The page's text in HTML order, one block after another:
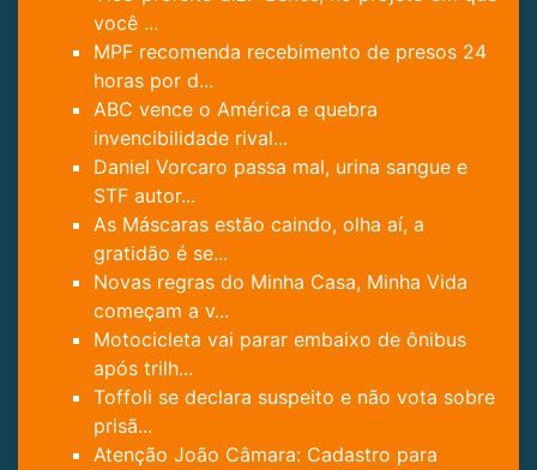
você ...
MPF recomenda recebimento de presos 24
horas por d...
ABC vence o América e quebra
invencibilidade rival...
Daniel Vorcaro passa mal, urina sangue e
STF autor...
As Máscaras estão caindo, olha aí, a
gratidão é se...
Novas regras do Minha Casa, Minha Vida
começam a v...
Motocicleta vai parar embaixo de ônibus
após trilh...
Toffoli se declara suspeito e não vota sobre
prisã...
Atenção João Câmara: Cadastro para